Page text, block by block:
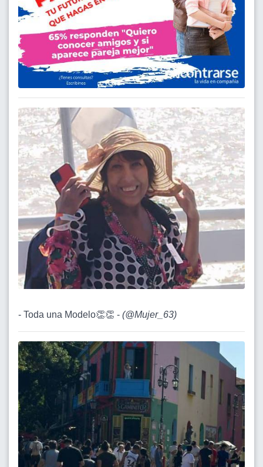
- Toda una Modelo👏👏 - (@Mujer_63)